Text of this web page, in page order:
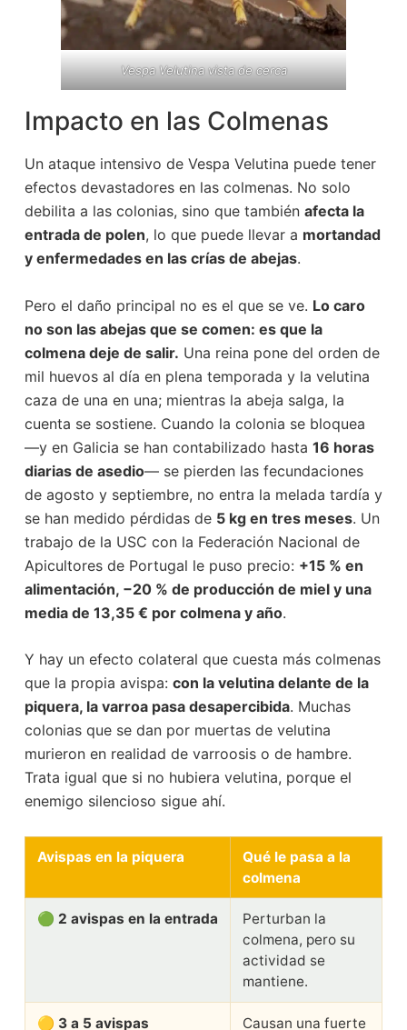
Vespa Velutina vista de cerca
Impacto en las Colmenas
Un ataque intensivo de Vespa Velutina puede tener
efectos devastadores en las colmenas. No solo
debilita a las colonias, sino que también afecta la
entrada de polen, lo que puede llevar a mortandad
y enfermedades en las crías de abejas.
Pero el daño principal no es el que se ve. Lo caro
no son las abejas que se comen: es que la
colmena deje de salir. Una reina pone del orden de
mil huevos al día en plena temporada y la velutina
caza de una en una; mientras la abeja salga, la
cuenta se sostiene. Cuando la colonia se bloquea
—y en Galicia se han contabilizado hasta 16 horas
diarias de asedio— se pierden las fecundaciones
de agosto y septiembre, no entra la melada tardía y
se han medido pérdidas de 5 kg en tres meses. Un
trabajo de la USC con la Federación Nacional de
Apicultores de Portugal le puso precio: +15 % en
alimentación, −20 % de producción de miel y una
media de 13,35 € por colmena y año.
Y hay un efecto colateral que cuesta más colmenas
que la propia avispa: con la velutina delante de la
piquera, la varroa pasa desapercibida. Muchas
colonias que se dan por muertas de velutina
murieron en realidad de varroosis o de hambre.
Trata igual que si no hubiera velutina, porque el
enemigo silencioso sigue ahí.
Avispas en la piquera
Qué le pasa a la
colmena
🟢 2 avispas en la entrada
Perturban la
colmena, pero su
actividad se
mantiene.
🟡 3 a 5 avispas Causan una fuerte